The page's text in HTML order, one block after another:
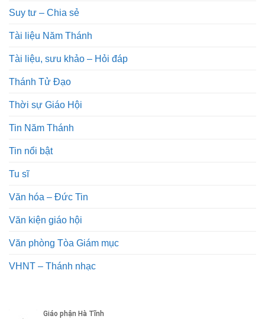
Suy tư – Chia sẻ
Tài liệu Năm Thánh
Tài liệu, sưu khảo – Hỏi đáp
Thánh Tử Đạo
Thời sự Giáo Hội
Tin Năm Thánh
Tin nổi bật
Tu sĩ
Văn hóa – Đức Tin
Văn kiện giáo hội
Văn phòng Tòa Giám mục
VHNT – Thánh nhạc